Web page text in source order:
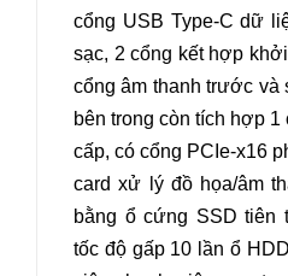
cổng USB Type-C dữ
sạc, 2 cổng kết hợp
cổng âm thanh trước và
bên trong còn tích hợp
cấp, có cổng PCIe-x16
card xử lý đồ họa/âm
bằng ổ cứng SSD tiên
tốc độ gấp 10 lần ổ